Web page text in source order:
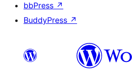
bbPress ↗
BuddyPress ↗